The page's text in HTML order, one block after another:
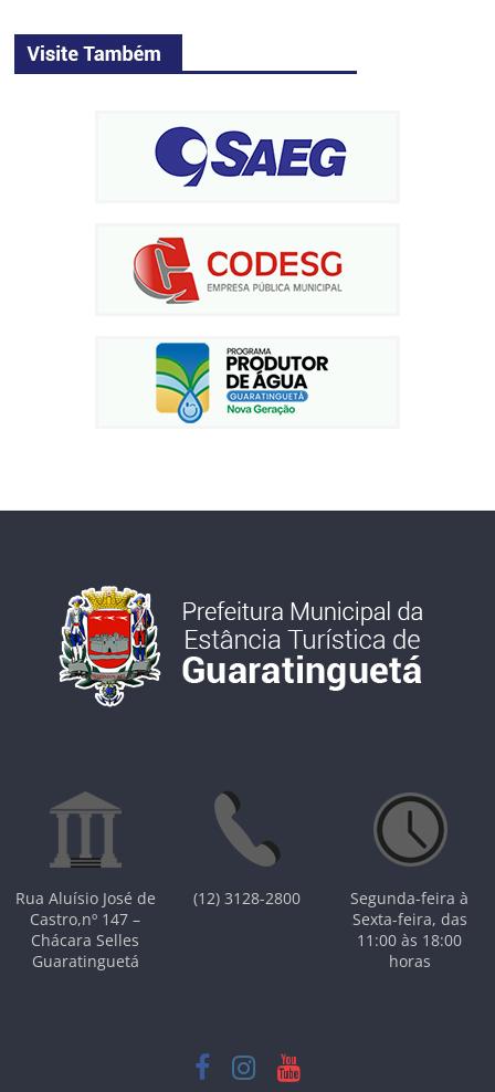
Rua Aluísio José de
Castro,nº 147 –
Chácara Selles
Guaratinguetá
(12) 3128-2800
Segunda-feira à
Sexta-feira, das
11:00 às 18:00
horas